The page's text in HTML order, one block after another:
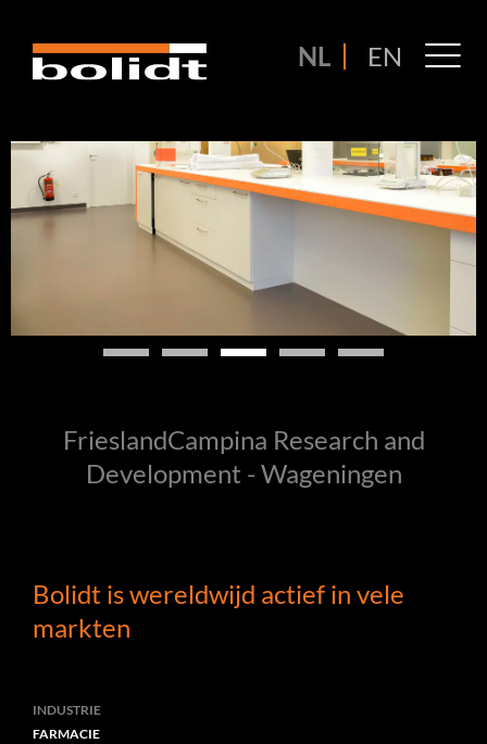
inhoud
NL EN
FrieslandCampina Research and
Development - Wageningen
Bolidt is wereldwijd actief in vele
markten
INDUSTRIE
FARMACIE